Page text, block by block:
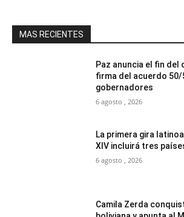
MAS RECIENTES
Paz anuncia el fin
firma del acuerdo 50/
gobernadores
6 agosto , 2026
La primera gira
XIV incluirá tres
6 agosto , 2026
Camila Zerda